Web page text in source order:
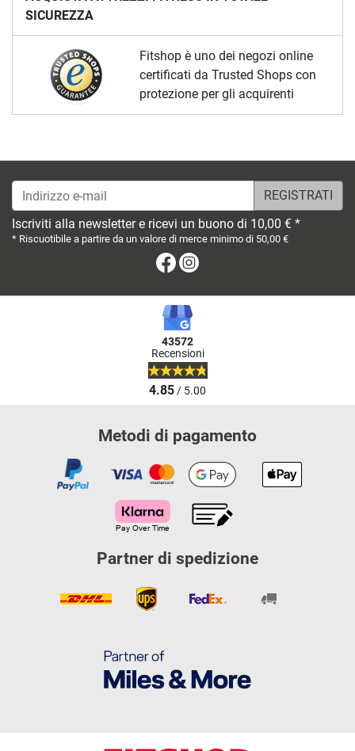
SICUREZZA
Fitshop è uno dei negozi online
certificati da Trusted Shops con
protezione per gli acquirenti
Indirizzo e-mail
Iscriviti alla newsletter e ricevi un buono di 10,00 € *
* Riscuotibile a partire da un valore di merce minimo di 50,00 €
Facebook
43572
Recensioni
4.85/ 5.00
Metodi di pagamento
Partner di spedizione